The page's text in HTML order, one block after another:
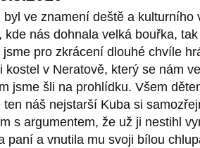
byl ve znamení deště a
kde nás dohnala velká bouřka,
jsme pro zkrácení dlouhé chvíle
kostel v Neratově, který se nám
jsme šli na prohlídku. Všem
ten náš nejstarší Kuba si
s argumentem, že už ji nestihl
paní a vnutila mu svoji bílou